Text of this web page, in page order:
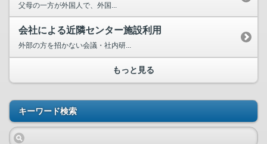
父母の一方が外国人で、外国...
会社による近隣センター施設利用
外部の方を招かない会議・社内研...
もっと見る
キーワード検索